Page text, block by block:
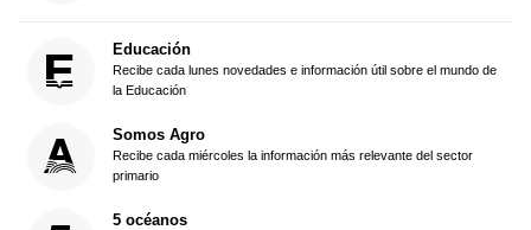
Educación
Recibe cada lunes novedades e información útil sobre el mundo de
la Educación
Somos Agro
Recibe cada miércoles la información más relevante del sector
primario
5 océanos